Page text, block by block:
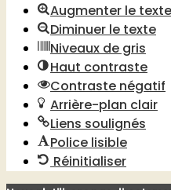
Augmenter le texte
Diminuer le texte
Niveaux de gris
Haut contraste
Contraste négatif
Arrière-plan clair
Liens soulignés
Police lisible
Réinitialiser